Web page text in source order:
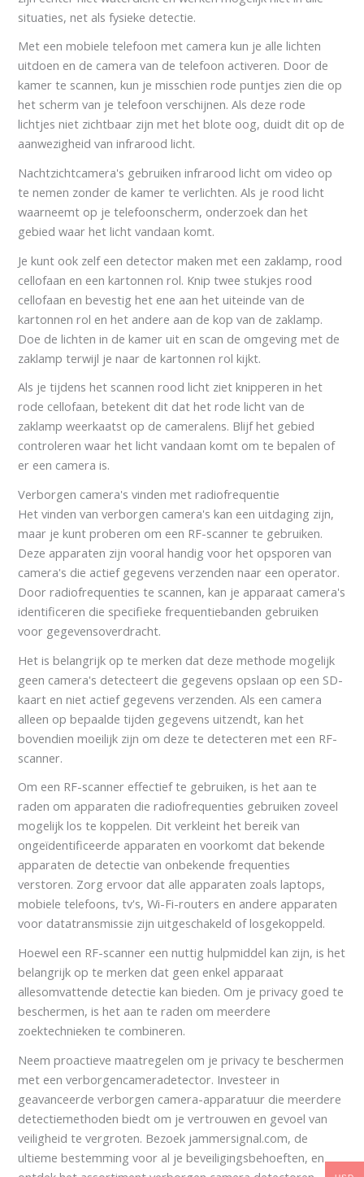
situaties, net als fysieke detectie.
Met een mobiele telefoon met camera kun je alle lichten
uitdoen en de camera van de telefoon activeren. Door de
kamer te scannen, kun je misschien rode puntjes zien die op
het scherm van je telefoon verschijnen. Als deze rode
lichtjes niet zichtbaar zijn met het blote oog, duidt dit op de
aanwezigheid van infrarood licht.
Nachtzichtcamera's gebruiken infrarood licht om video op
te nemen zonder de kamer te verlichten. Als je rood licht
waarneemt op je telefoonscherm, onderzoek dan het
gebied waar het licht vandaan komt.
Je kunt ook zelf een detector maken met een zaklamp, rood
cellofaan en een kartonnen rol. Knip twee stukjes rood
cellofaan en bevestig het ene aan het uiteinde van de
kartonnen rol en het andere aan de kop van de zaklamp.
Doe de lichten in de kamer uit en scan de omgeving met de
zaklamp terwijl je naar de kartonnen rol kijkt.
Als je tijdens het scannen rood licht ziet knipperen in het
rode cellofaan, betekent dit dat het rode licht van de
zaklamp weerkaatst op de cameralens. Blijf het gebied
controleren waar het licht vandaan komt om te bepalen of
er een camera is.
Verborgen camera's vinden met radiofrequentie
Het vinden van verborgen camera's kan een uitdaging zijn,
maar je kunt proberen om een RF-scanner te gebruiken.
Deze apparaten zijn vooral handig voor het opsporen van
camera's die actief gegevens verzenden naar een operator.
Door radiofrequenties te scannen, kan je apparaat camera's
identificeren die specifieke frequentiebanden gebruiken
voor gegevensoverdracht.
Het is belangrijk op te merken dat deze methode mogelijk
geen camera's detecteert die gegevens opslaan op een SD-
kaart en niet actief gegevens verzenden. Als een camera
alleen op bepaalde tijden gegevens uitzendt, kan het
bovendien moeilijk zijn om deze te detecteren met een RF-
scanner.
Om een RF-scanner effectief te gebruiken, is het aan te
raden om apparaten die radiofrequenties gebruiken zoveel
mogelijk los te koppelen. Dit verkleint het bereik van
ongeïdentificeerde apparaten en voorkomt dat bekende
apparaten de detectie van onbekende frequenties
verstoren. Zorg ervoor dat alle apparaten zoals laptops,
mobiele telefoons, tv's, Wi-Fi-routers en andere apparaten
voor datatransmissie zijn uitgeschakeld of losgekoppeld.
Hoewel een RF-scanner een nuttig hulpmiddel kan zijn, is het
belangrijk op te merken dat geen enkel apparaat
allesomvattende detectie kan bieden. Om je privacy goed te
beschermen, is het aan te raden om meerdere
zoektechnieken te combineren.
Neem proactieve maatregelen om je privacy te beschermen
met een verborgencameradetector. Investeer in
geavanceerde verborgen camera-apparatuur die meerdere
detectiemethoden biedt om je vertrouwen en gevoel van
veiligheid te vergroten. Bezoek jammersignal.com, de
ultieme bestemming voor al je beveiligingsbehoeften, en